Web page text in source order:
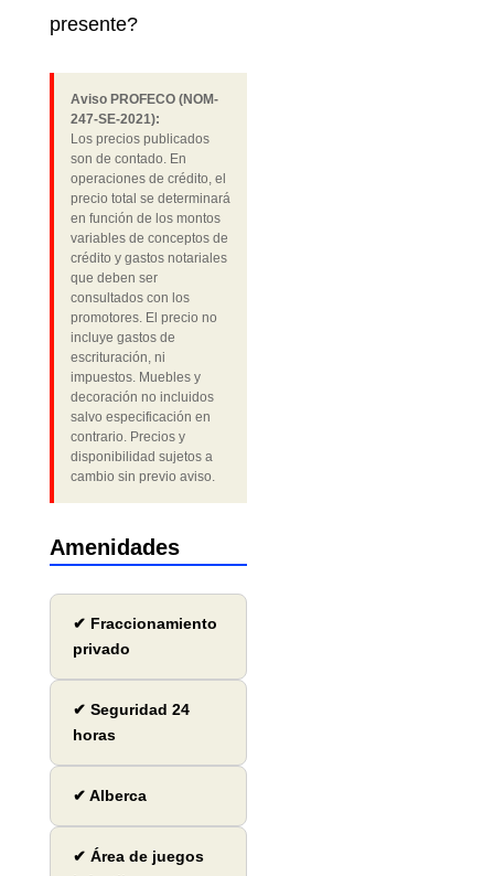
presente?
Aviso PROFECO (NOM-
247-SE-2021):
Los precios publicados
son de contado. En
operaciones de crédito, el
precio total se determinará
en función de los montos
variables de conceptos de
crédito y gastos notariales
que deben ser
consultados con los
promotores. El precio no
incluye gastos de
escrituración, ni
impuestos. Muebles y
decoración no incluidos
salvo especificación en
contrario. Precios y
disponibilidad sujetos a
cambio sin previo aviso.
Amenidades
✔ Fraccionamiento
privado
✔ Seguridad 24
horas
✔ Alberca
✔ Área de juegos